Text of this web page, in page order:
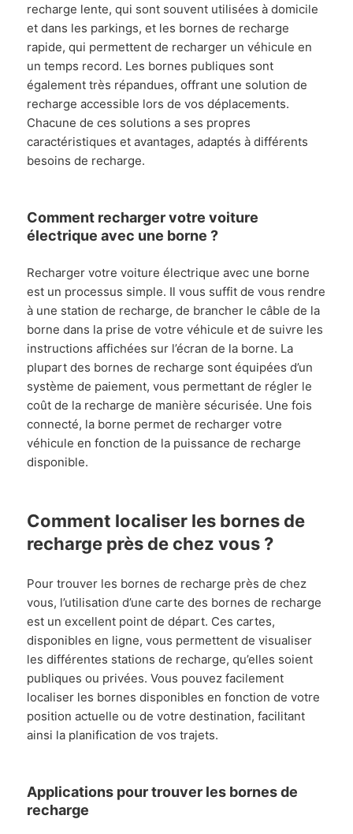
recharge lente, qui sont souvent utilisées à domicile
et dans les parkings, et les bornes de recharge
rapide, qui permettent de recharger un véhicule en
un temps record. Les bornes publiques sont
également très répandues, offrant une solution de
recharge accessible lors de vos déplacements.
Chacune de ces solutions a ses propres
caractéristiques et avantages, adaptés à différents
besoins de recharge.
Comment recharger votre voiture
électrique avec une borne ?
Recharger votre voiture électrique avec une borne
est un processus simple. Il vous suffit de vous rendre
à une station de recharge, de brancher le câble de la
borne dans la prise de votre véhicule et de suivre les
instructions affichées sur l’écran de la borne. La
plupart des bornes de recharge sont équipées d’un
système de paiement, vous permettant de régler le
coût de la recharge de manière sécurisée. Une fois
connecté, la borne permet de recharger votre
véhicule en fonction de la puissance de recharge
disponible.
Comment localiser les bornes de
recharge près de chez vous ?
Pour trouver les bornes de recharge près de chez
vous, l’utilisation d’une carte des bornes de recharge
est un excellent point de départ. Ces cartes,
disponibles en ligne, vous permettent de visualiser
les différentes stations de recharge, qu’elles soient
publiques ou privées. Vous pouvez facilement
localiser les bornes disponibles en fonction de votre
position actuelle ou de votre destination, facilitant
ainsi la planification de vos trajets.
Applications pour trouver les bornes de
recharge